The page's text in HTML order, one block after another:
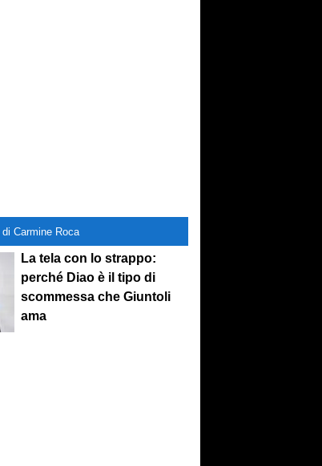
di Carmine Roca
La tela con lo strappo:
perché Diao è il tipo di
scommessa che Giuntoli
ama